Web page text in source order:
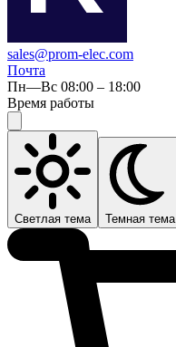
sales@prom-elec.com
Почта
Пн—Вс 08:00 – 18:00
Время работы
Светлая тема Темная тема